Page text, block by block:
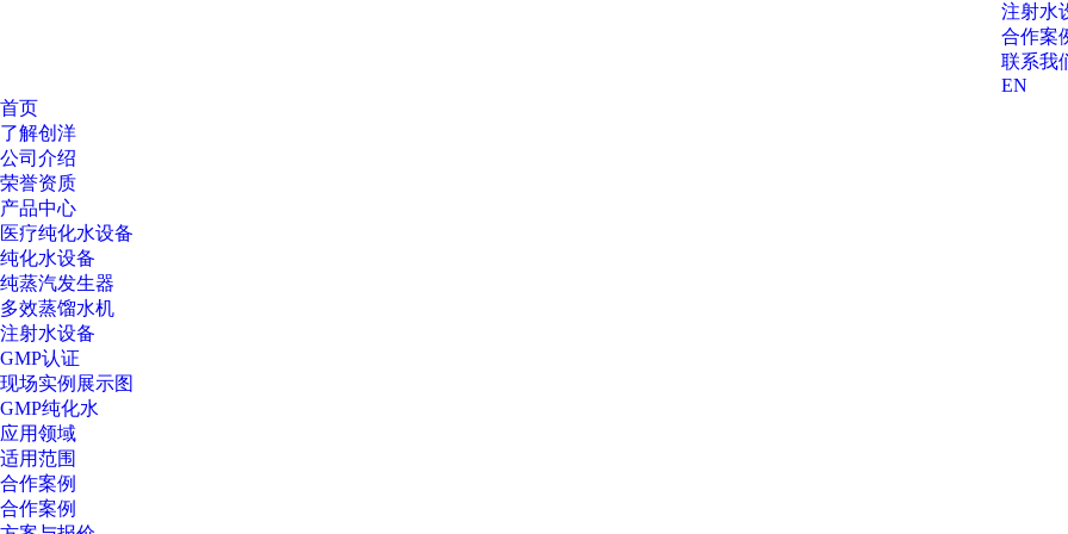
注射水
合作案
联系我
EN
首页
了解创洋
公司介绍
荣誉资质
产品中心
医疗纯化水设备
纯化水设备
纯蒸汽发生器
多效蒸馏水机
注射水设备
GMP认证
现场实例展示图
GMP纯化水
应用领域
适用范围
合作案例
合作案例